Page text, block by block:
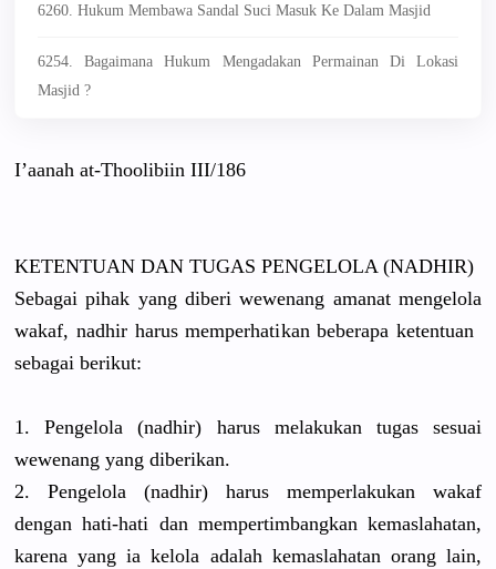
6260. Hukum Membawa Sandal Suci Masuk Ke Dalam Masjid
6254. Bagaimana Hukum Mengadakan Permainan Di Lokasi
Masjid ?
I’aanah at-Thoolibiin III/186
KETENTUAN DAN TUGAS PENGELOLA (NADHIR)
Sebagai pihak yang diberi wewenang amanat mengelola
wakaf, nadhir harus memperhatikan beberapa ketentuan
sebagai berikut:
1. Pengelola (nadhir) harus melakukan tugas sesuai
wewenang yang diberikan.
2. Pengelola (nadhir) harus memperlakukan wakaf
dengan hati-hati dan mempertimbangkan kemaslahatan,
karena yang ia kelola adalah kemaslahatan orang lain,